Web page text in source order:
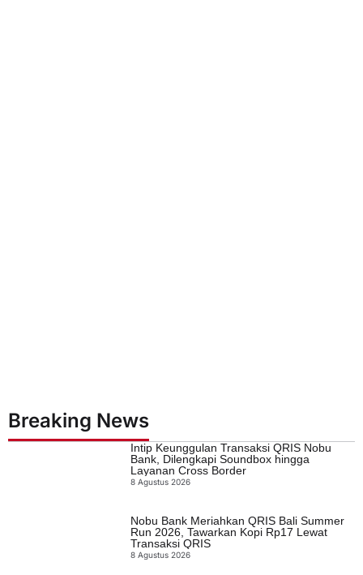
Breaking News
Intip Keunggulan Transaksi QRIS Nobu
Bank, Dilengkapi Soundbox hingga
Layanan Cross Border
8 Agustus 2026
Nobu Bank Meriahkan QRIS Bali Summer
Run 2026, Tawarkan Kopi Rp17 Lewat
Transaksi QRIS
8 Agustus 2026